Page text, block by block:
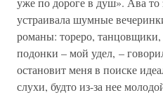
устраивала шумные
романы: тореро,
подонки – мой удел, –
остановит меня в поиске
слухи, будто из-за нее